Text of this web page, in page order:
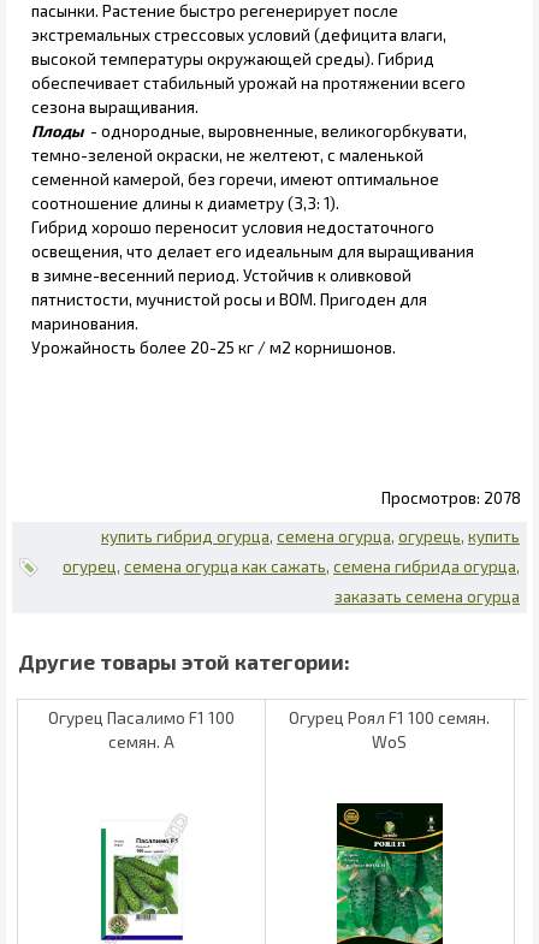
пасынки. Растение быстро регенерирует после
экстремальных стрессовых условий (дефицита влаги,
высокой температуры окружающей среды). Гибрид
обеспечивает стабильный урожай на протяжении всего
сезона выращивания.
Плоды- однородные, выровненные, великогорбкувати,
темно-зеленой окраски, не желтеют, с маленькой
семенной камерой, без горечи, имеют оптимальное
соотношение длины к диаметру (3,3: 1).
Гибрид хорошо переносит условия недостаточного
освещения, что делает его идеальным для выращивания
в зимне-весенний период. Устойчив к оливковой
пятнистости, мучнистой росы и ВОМ. Пригоден для
маринования.
Урожайность более 20-25 кг / м2 корнишонов.
2078
купить гибрид огурца семена огурца огурець купить
огурец семена огурца как сажать семена гибрида огурца
заказать семена огурца
Огурец Пасалимо F1 100
семян. А
Огурец Роял F1 100 семян.
WoS